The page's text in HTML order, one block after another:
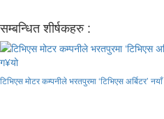
सम्बन्धित शीर्षकहरु :
टिभिएस मोटर कम्पनीले भरतपुरमा ‘टिभिएस अर्बिटर’